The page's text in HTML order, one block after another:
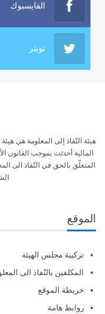
الفايسبوك
تويتر
هيئة النّفاذ إلى المعلومة هي
المتعلّق بالحق في النّفاذ الى
الشعب
الموقع
تركيبة مجلس الهيئة
المكلفين بالنّفاذ الى
خريطة الموقع
روابط هامة